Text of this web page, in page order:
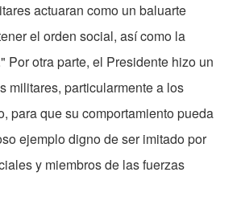
actuaran como un baluarte
el orden social, así como la
Por otra parte, el Presidente hizo un
militares, particularmente a los
para que su comportamiento pueda
ejemplo digno de ser imitado por
y miembros de las fuerzas